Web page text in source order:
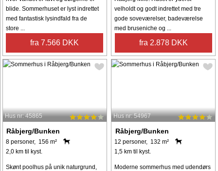
blide. Sommerhuset er lyst indrettet
med fantastisk lysindfald fra de
store ...
fra 7.566 DKK
velholdt og godt indrettet med tre
gode soveværelser, badeværelse
med bruseniche og ...
fra 2.878 DKK
Hus nr: 45865
Råbjerg/Bunken
8 personer, 156 m²
2,0 km til kyst.
Skønt poolhus på unik naturgrund,
Hus nr: 54967
Råbjerg/Bunken
12 personer, 132 m²
1,5 km til kyst.
Moderne sommerhus med udendørs